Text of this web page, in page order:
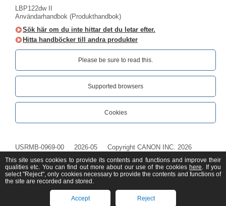
LBP122dw II
Användarhandbok (Produkthandbok)
Sök här om du inte hittar det du letar efter.
Hitta handböcker till andra produkter
Please be sure to read this.‎
Supported browsers
Cookies
USRMB-0969-00 2026-05 Copyright CANON INC. 2026
This site uses cookies to provide its contents and functions and improve their
qualities etc. You can find out more about our use of the cookies here. If you
select "Reject", only cookies necessary to provide the contents and functions of
the site are recorded and stored.
Accept Reject